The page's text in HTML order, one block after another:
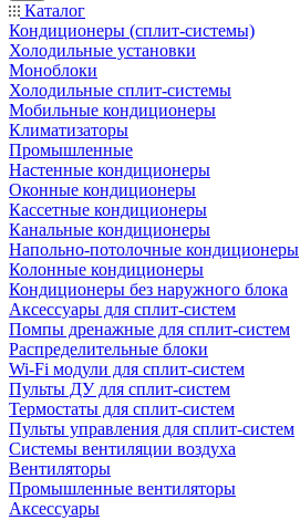
Каталог
Кондиционеры (сплит-системы)
Холодильные установки
Моноблоки
Холодильные сплит-системы
Мобильные кондиционеры
Климатизаторы
Промышленные
Настенные кондиционеры
Оконные кондиционеры
Кассетные кондиционеры
Канальные кондиционеры
Напольно-потолочные кондиционеры
Колонные кондиционеры
Кондиционеры без наружного блока
Аксессуары для сплит-систем
Помпы дренажные для сплит-систем
Распределительные блоки
Wi-Fi модули для сплит-систем
Пульты ДУ для сплит-систем
Термостаты для сплит-систем
Пульты управления для сплит-систем
Системы вентиляции воздуха
Вентиляторы
Промышленные вентиляторы
Аксессуары